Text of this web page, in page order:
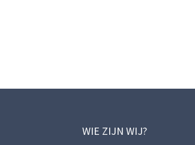
WIE ZIJN WIJ?